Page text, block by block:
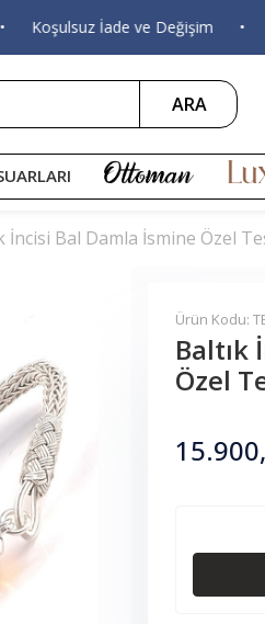
Koşulsuz İade ve Değişim •
ARA
İncisi Bal Damla İsmine Özel
Ürün Kodu:
Baltık
Özel